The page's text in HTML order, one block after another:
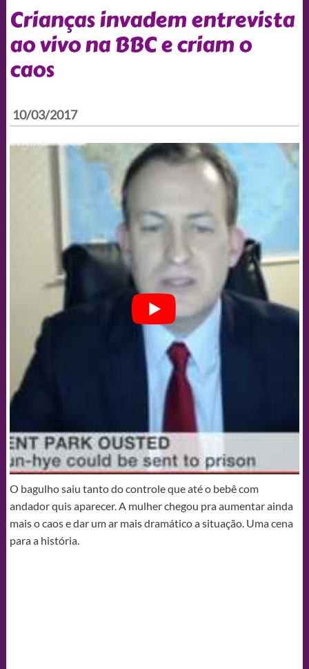
Crianças invadem entrevista
ao vivo na BBC e criam o
caos
10/03/2017
O bagulho saiu tanto do controle que até o bebê com
andador quis aparecer. A mulher chegou pra aumentar ainda
mais o caos e dar um ar mais dramático a situação. Uma cena
para a história.